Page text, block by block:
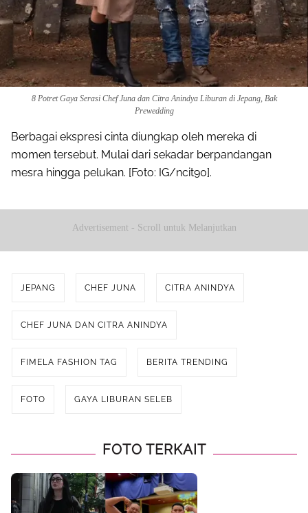
8 Potret Gaya Serasi Chef Juna dan Citra Anindya Liburan di Jepang, Bak
Prewedding
Berbagai ekspresi cinta diungkap oleh mereka di
momen tersebut. Mulai dari sekadar berpandangan
mesra hingga pelukan. [Foto: IG/ncit90].
Advertisement - Scroll untuk Melanjutkan
JEPANG CHEF JUNA CITRA ANINDYA
CHEF JUNA DAN CITRA ANINDYA
FIMELA FASHION TAG BERITA TRENDING
FOTO GAYA LIBURAN SELEB
FOTO TERKAIT